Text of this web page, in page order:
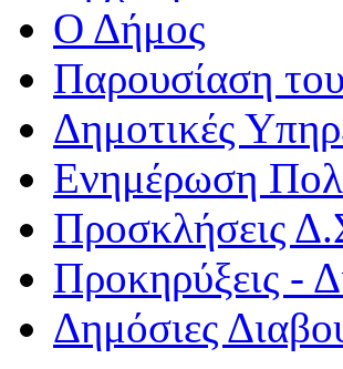
Ο Δήμος
Παρουσίαση
Δημοτικές
Ενημέρωση
Προσκλήσεις
Προκηρύξεις -
Δημόσιες